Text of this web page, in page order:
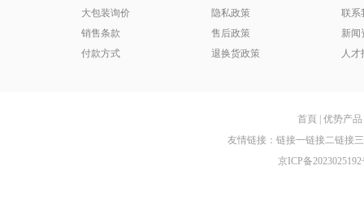
大包装询价
销售条款
付款方式
隐私政策
售后政策
退换货政策
联系
新闻
人才
首頁 优势产品
友情链接： 链接一链接二链接三
京ICP备